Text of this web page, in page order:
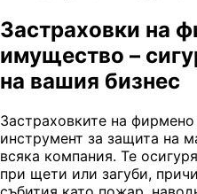
Застраховки на
имущество –
на вашия бизнес
Застраховките на
инструмент за защита на
всяка компания. Те
при щети или загуби,